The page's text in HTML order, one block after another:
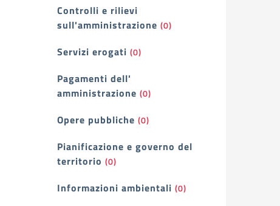
Controlli e rilievi
sull'amministrazione (0)
Servizi erogati (0)
Pagamenti dell'
amministrazione (0)
Opere pubbliche (0)
Pianificazione e governo del
territorio (0)
Informazioni ambientali (0)